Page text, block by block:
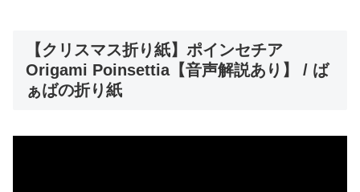
【クリスマス折り紙】ポインセチア
Origami Poinsettia【音声解説あり】 / ば
ぁばの折り紙